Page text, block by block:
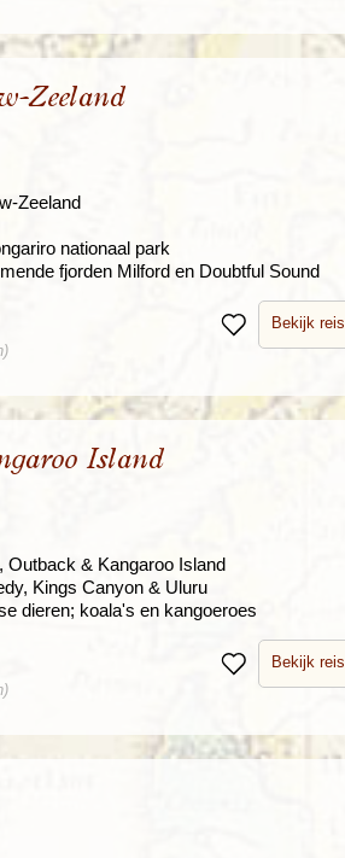
Zeeland
Zeeland
nationaal park
fjorden Milford en Doubtful Sound
BewarenBekijk reis
Island
Outback & Kangaroo Island
Kings Canyon & Uluru
dieren; koala's en kangoeroes
BewarenBekijk reis